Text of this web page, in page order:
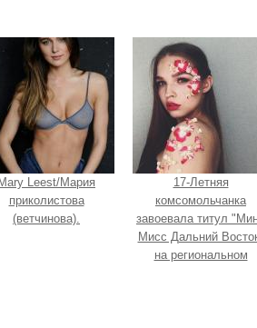
Leest/Мария
приколистова
(ветчинова).
17-Летняя
комсомольчанка
завоевала титул
Мисс Дальний
на региональном